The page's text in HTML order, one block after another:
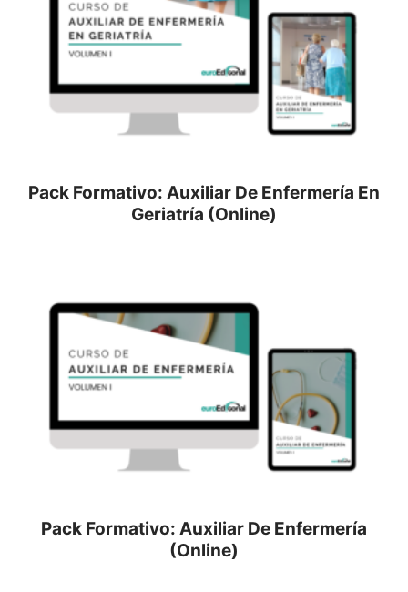
Pack Formativo: Auxiliar De Enfermería En
Geriatría (Online)
Pack Formativo: Auxiliar De Enfermería
(Online)